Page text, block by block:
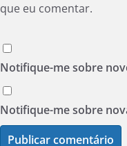
que eu comentar.
Notifique-me sobre
Notifique-me sobre